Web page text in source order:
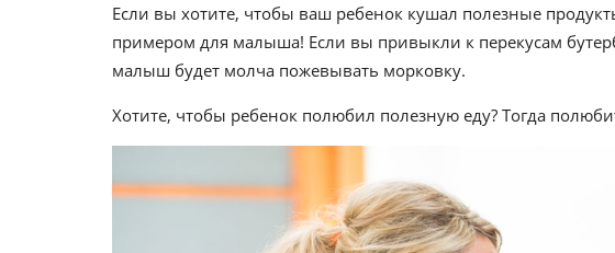
Если вы хотите, чтобы ваш ребенок кушал полезные
примером для малыша! Если вы привыкли к перекусам
малыш будет молча пожевывать морковку.
Хотите, чтобы ребенок полюбил полезную еду? Тогда